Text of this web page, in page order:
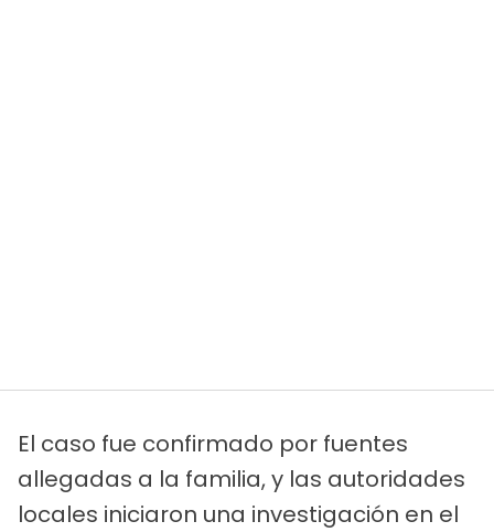
El caso fue confirmado por fuentes
allegadas a la familia, y las autoridades
locales iniciaron una investigación en el